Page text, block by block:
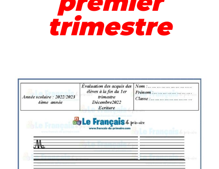
trimestre